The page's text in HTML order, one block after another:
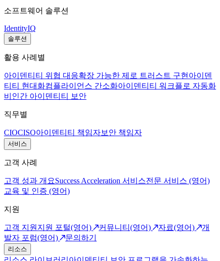
소프트웨어 솔루션
IdentityIQ
솔루션
활용 사례별
아이덴티티 위협 대응확장 가능한 제로 트러스트 구현 아이덴
티티 현대화컴플라이언스 간소화아이덴티티 워크플로 자동화
비인간 아이덴티티 보안
직무별
CIOCISO아이덴티티 책임자보안 책임자
서비스
고객 사례
고객 성과 개요Success Acceleration 서비스전문 서비스 (영어)
교육 및 인증 (영어)
지원
고객 지원 지원 포털(영어) 커뮤니티(영어) 자료(영어)
개
발자 포럼(영어)
문의하기
리소스